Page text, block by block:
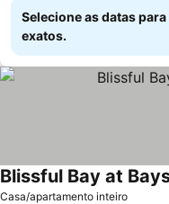
Selecione as datas
exatos.
Casa/apartamento inteiro
Blissful Bay at